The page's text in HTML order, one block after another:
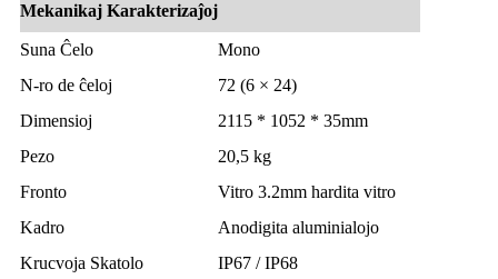
Mekanikaj Karakterizaĵoj
Suna Ĉelo
Mono
N-ro de ĉeloj
72 (6 × 24)
Dimensioj
2115 * 1052 * 35mm
Pezo
20,5 kg
Fronto
Vitro 3.2mm hardita vitro
Kadro
Anodigita aluminialojo
Krucvoja Skatolo
IP67 / IP68